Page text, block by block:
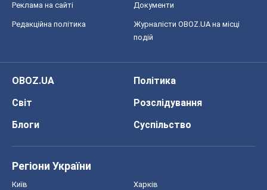
Реклама на сайті Документи
Редакційна політика
Журналісти OBOZ.UA на місці
подій
OBOZ.UA
Політика
Світ
Розслідування
Блоги
Суспільство
Регіони України
Київ Харків